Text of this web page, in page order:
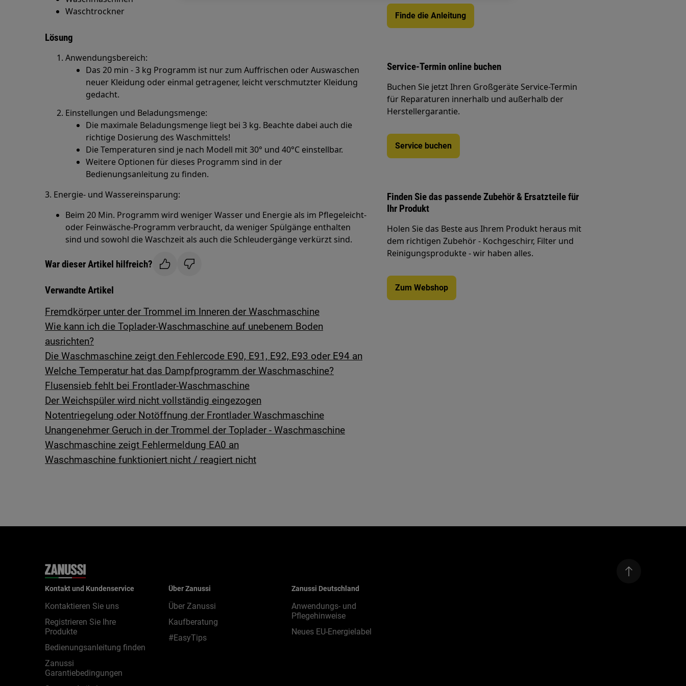
Waschtrockner
Lösung
Anwendungsbereich:
Das 20 min - 3 kg Programm ist nur zum Auffrischen oder Auswaschen
neuer Kleidung oder einmal getragener, leicht verschmutzter Kleidung
gedacht.
Einstellungen und Beladungsmenge:
Die maximale Beladungsmenge liegt bei 3 kg. Beachte dabei auch die
richtige Dosierung des Waschmittels!
Die Temperaturen sind je nach Modell mit 30° und 40°C einstellbar.
Weitere Optionen für dieses Programm sind in der
Bedienungsanleitung zu finden.
3. Energie- und Wassereinsparung:
Beim 20 Min. Programm wird weniger Wasser und Energie als im Pflegeleicht-
oder Feinwäsche-Programm verbraucht, da weniger Spülgänge enthalten
sind und sowohl die Waschzeit als auch die Schleudergänge verkürzt sind.
War dieser Artikel hilfreich?
Verwandte Artikel
Fremdkörper unter der Trommel im Inneren der Waschmaschine
Wie kann ich die Toplader-Waschmaschine auf unebenem Boden
ausrichten?
Die Waschmaschine zeigt den Fehlercode E90, E91, E92, E93 oder E94 an
Welche Temperatur hat das Dampfprogramm der Waschmaschine?
Flusensieb fehlt bei Frontlader-Waschmaschine
Der Weichspüler wird nicht vollständig eingezogen
Notentriegelung oder Notöffnung der Frontlader Waschmaschine
Unangenehmer Geruch in der Trommel der Toplader - Waschmaschine
Waschmaschine zeigt Fehlermeldung EA0 an
Waschmaschine funktioniert nicht / reagiert nicht
Finde die Anleitung
Service-Termin online buchen
Buchen Sie jetzt Ihren Großgeräte Service-Termin
für Reparaturen innerhalb und außerhalb der
Herstellergarantie.
Service buchen
Finden Sie das passende Zubehör & Ersatzteile für
Ihr Produkt
Holen Sie das Beste aus Ihrem Produkt heraus mit
dem richtigen Zubehör - Kochgeschirr, Filter und
Reinigungsprodukte - wir haben alles.
Zum Webshop
Kontakt und Kundenservice
Kontaktieren Sie uns
Registrieren Sie Ihre
Produkte
Bedienungsanleitung finden
Zanussi
Garantiebedingungen
Über Zanussi
Über Zanussi
Kaufberatung
#EasyTips
Zanussi Deutschland
Anwendungs- und
Pflegehinweise
Neues EU-Energielabel